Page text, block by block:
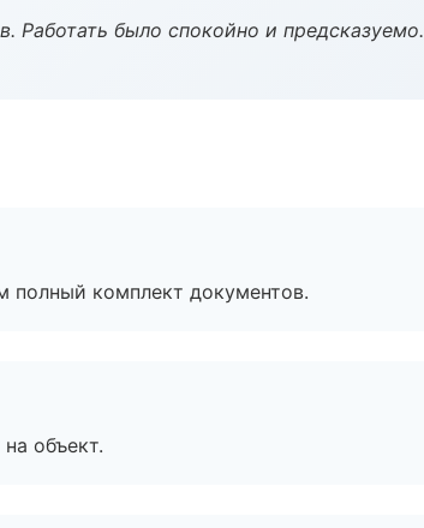
Работать было спокойно и предсказуемо.
полный комплект документов.
объект.